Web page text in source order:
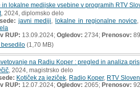
in lokalne medijske vsebine v programih RTV
, 2024, diplomsko delo
javni mediji lokalne in regionalne novice
RUP: 13.09.2024; Ogledov: 2734; Prenosov: 89
(1,70 MB)
na Radiu Koper : pregled in analiza
, 2024, magistrsko delo
Kotiček za jeziček Radio Koper, RTV
RUP: 12.07.2024; Ogledov: 2065; Prenosov: 92